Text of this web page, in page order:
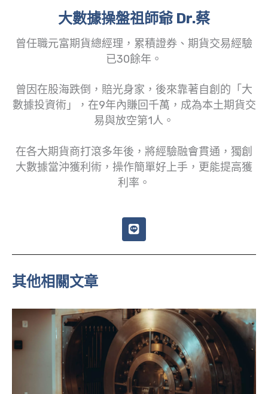
大數據操盤祖師爺 Dr.蔡
曾任職元富期貨總經理，累積證券、期貨交易經驗
已30餘年。
曾因在股海跌倒，賠光身家，後來靠著自創的「大
數據投資術」，在9年內賺回千萬，成為本土期貨交
易與放空第1人。
在各大期貨商打滾多年後，將經驗融會貫通，獨創
大數據當沖獲利術，操作簡單好上手，更能提高獲
利率。
L
i
e
其他相關文章